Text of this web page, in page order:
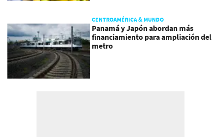
CENTROAMÉRICA & MUNDO
Panamá y Japón abordan más
financiamiento para ampliación del
metro